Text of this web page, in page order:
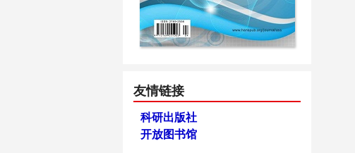
友情链接
科研出版社
开放图书馆